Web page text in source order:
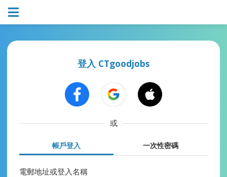
登入 CTgoodjobs
或
帳戶登入 一次性密碼
電郵地址或登入名稱